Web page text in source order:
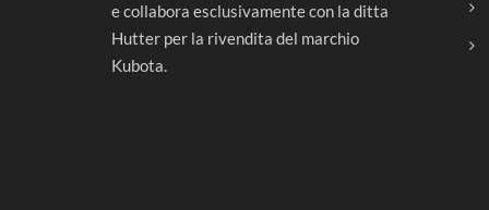
e collabora esclusivamente con la ditta
Hutter per la rivendita del marchio
Kubota.